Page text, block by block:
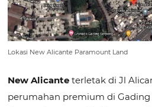
Lokasi New Alicante Paramount Land
New Alicante terletak di Jl
perumahan premium di Gading